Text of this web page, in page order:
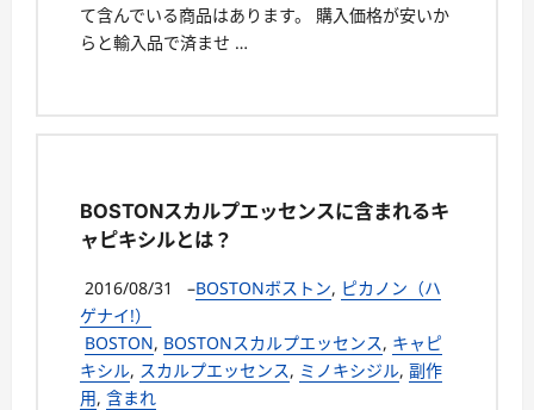
て含んでいる商品はあります。 購入価格が安いか
らと輸入品で済ませ …
BOSTONスカルプエッセンスに含まれるキ
ャピキシルとは？
2016/08/31 –BOSTONボストン, ピカノン（ハ
ゲナイ!）
BOSTON, BOSTONスカルプエッセンス, キャピ
キシル, スカルプエッセンス, ミノキシジル, 副作
用, 含まれ